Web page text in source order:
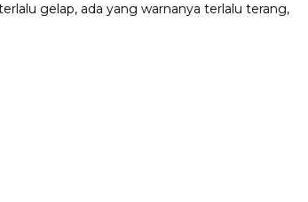
gelap, ada yang warnanya terlalu terang,